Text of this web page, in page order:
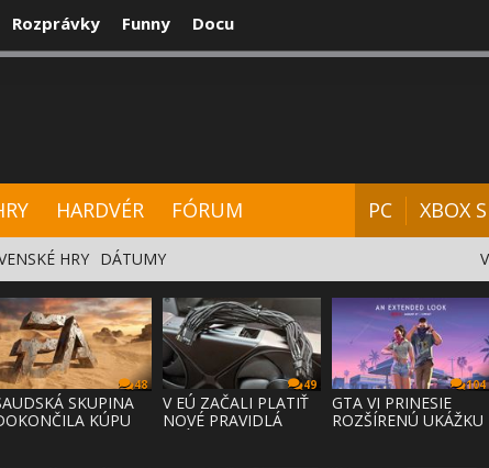
Rozprávky Funny Docu
HARDVÉR FÓRUM PC XBOX
HRY DÁTUMY
48
SKUPINA
KÚPU
49
V EÚ ZAČALI PLATIŤ
NOVÉ PRAVIDLÁ
104
GTA VI PRINESIE
ROZŠÍRENÚ UKÁŽKU